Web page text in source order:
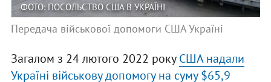
ФОТО: ПОСОЛЬСТВО США В УКРАЇНІ
Передача військової допомоги США Україні
Загалом з 24 лютого 2022 рокуСША надали
Україні військову допомогу на суму $65,9